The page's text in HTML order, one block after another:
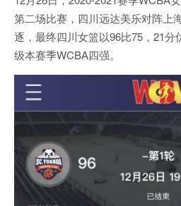
第二场比赛，四川远达美乐对阵上
逐，最终四川女篮以96比75，21
级本赛季WCBA四强。